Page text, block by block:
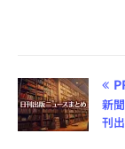
新
刊